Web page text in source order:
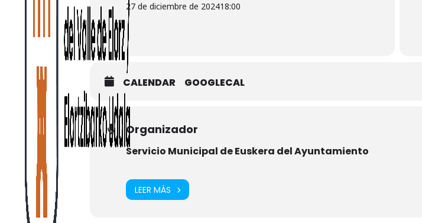
27 de diciembre de 202418:00
CALENDAR GOOGLECAL
Organizador
Servicio Municipal de Euskera del Ayuntamiento
LEER MÁS